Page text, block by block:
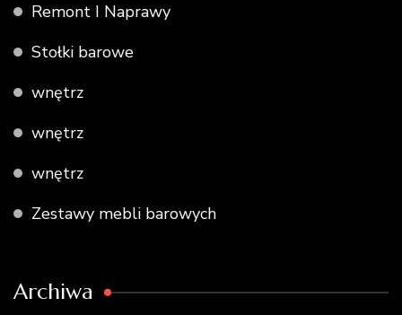
Remont I Naprawy
Stołki barowe
wnętrz
wnętrz
wnętrz
Zestawy mebli barowych
Archiwa